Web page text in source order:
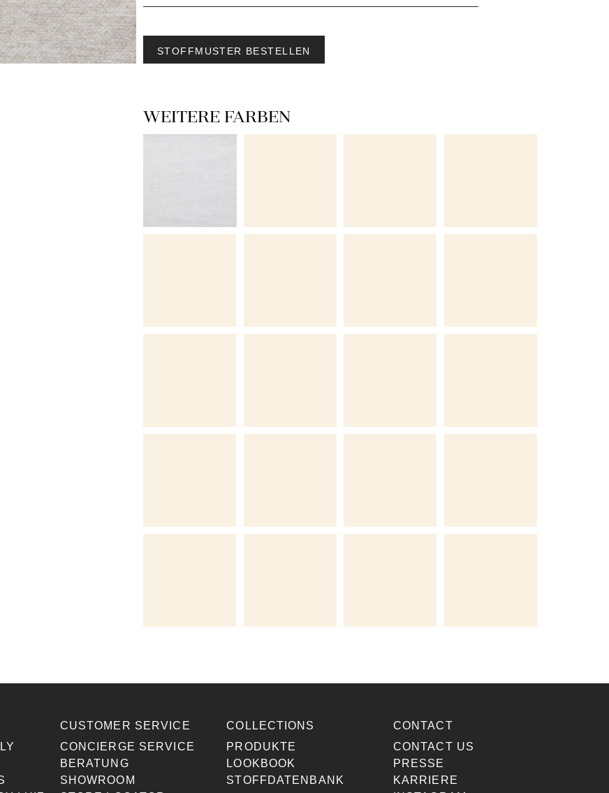
STOFFMUSTER BESTELLEN
WEITERE FARBEN
CUSTOMER SERVICE
CONCIERGE SERVICE
BERATUNG
SHOWROOM
COLLECTIONS
PRODUKTE
LOOKBOOK
STOFFDATENBANK
CONTACT
CONTACT US
PRESSE
KARRIERE